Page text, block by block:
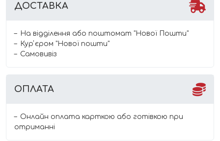
ДОСТАВКА
На відділення або поштомат "Нової Пошти"
Курʼєром "Нової пошти"
Самовивіз
ОПЛАТА
Онлайн оплата карткою або готівкою при
отриманні